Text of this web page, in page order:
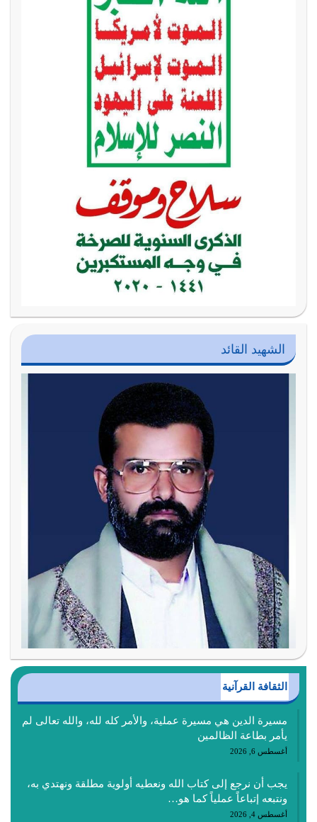
الشهيد القائد
الثقافة القرآنية
مسيرة الدين هي مسيرة عملية، والأمر كله لله، والله تعالى لم
يأمر بطاعة الظالمين
أغسطس 6, 2026
يجب أن نرجع إلى كتاب الله ونعطيه أولوية مطلقة ونهتدي به،
ونتبعه إتباعاً عملياً كما هو…
أغسطس 4, 2026